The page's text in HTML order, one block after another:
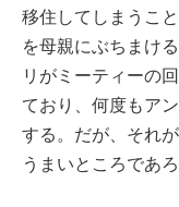
移住してしまうこ
を母親にぶちまけ
リがミーティーの
ており、何度もア
する。だが、それ
うまいところであろ